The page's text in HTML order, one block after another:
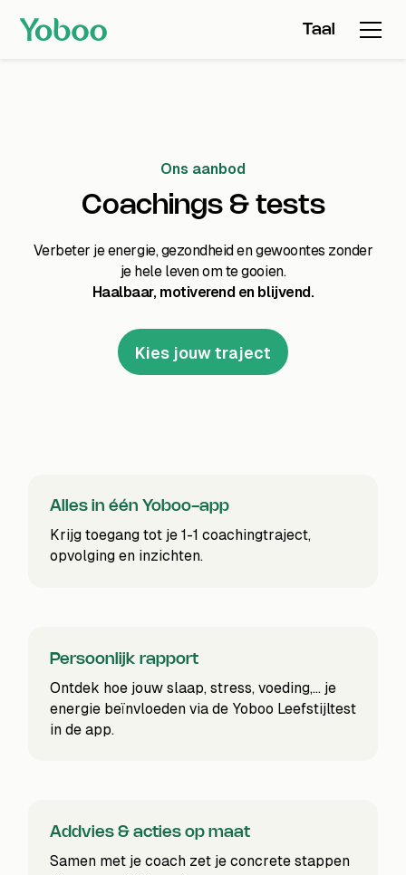
Taal
Ons aanbod
Coachings & tests
Verbeter je energie, gezondheid en gewoontes zonder
je hele leven om te gooien.
Haalbaar, motiverend en blijvend.
Kies jouw traject
Alles in één Yoboo-app
Krijg toegang tot je 1-1 coachingtraject,
opvolging en inzichten.
Persoonlijk rapport
Ontdek hoe jouw slaap, stress, voeding,... je
energie beïnvloeden via de Yoboo Leefstijltest
in de app.
Addvies & acties op maat
Samen met je coach zet je concrete stappen